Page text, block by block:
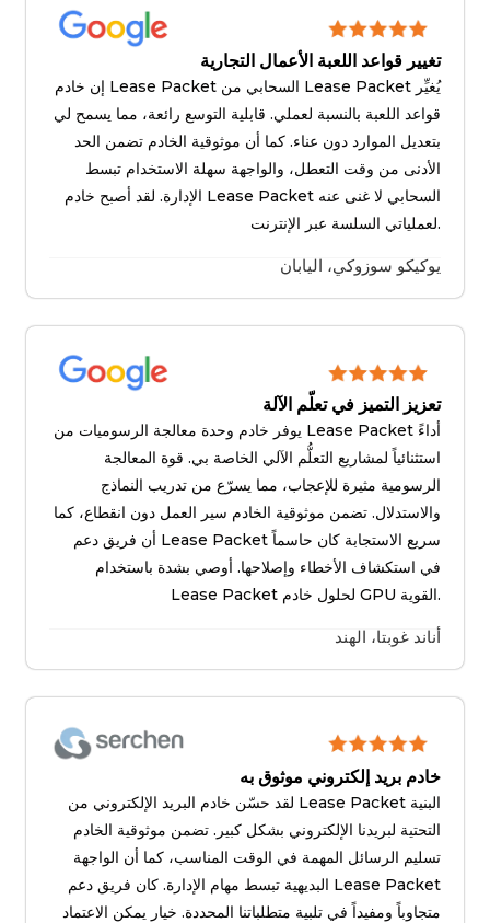
تغيير قواعد اللعبة الأعمال التجارية
إن خادم Lease Packet السحابي من Lease Packet يُغيِّر
قواعد اللعبة بالنسبة لعملي. قابلية التوسع رائعة، مما يسمح لي
بتعديل الموارد دون عناء. كما أن موثوقية الخادم تضمن الحد
الأدنى من وقت التعطل، والواجهة سهلة الاستخدام تبسط
الإدارة. لقد أصبح خادم Lease Packet السحابي لا غنى عنه
لعملياتي السلسة عبر الإنترنت.
يوكيكو سوزوكي، اليابان
تعزيز التميز في تعلّم الآلة
يوفر خادم وحدة معالجة الرسوميات من Lease Packet أداءً
استثنائياً لمشاريع التعلُّم الآلي الخاصة بي. قوة المعالجة
الرسومية مثيرة للإعجاب، مما يسرّع من تدريب النماذج
والاستدلال. تضمن موثوقية الخادم سير العمل دون انقطاع، كما
أن فريق دعم Lease Packet سريع الاستجابة كان حاسماً
في استكشاف الأخطاء وإصلاحها. أوصي بشدة باستخدام
Lease Packet لحلول خادم GPU القوية.
أناند غوبتا، الهند
خادم بريد إلكتروني موثوق به
لقد حسّن خادم البريد الإلكتروني من Lease Packet البنية
التحتية لبريدنا الإلكتروني بشكل كبير. تضمن موثوقية الخادم
تسليم الرسائل المهمة في الوقت المناسب، كما أن الواجهة
البديهية تبسط مهام الإدارة. كان فريق دعم Lease Packet
متجاوباً ومفيداً في تلبية متطلباتنا المحددة. خيار يمكن الاعتماد